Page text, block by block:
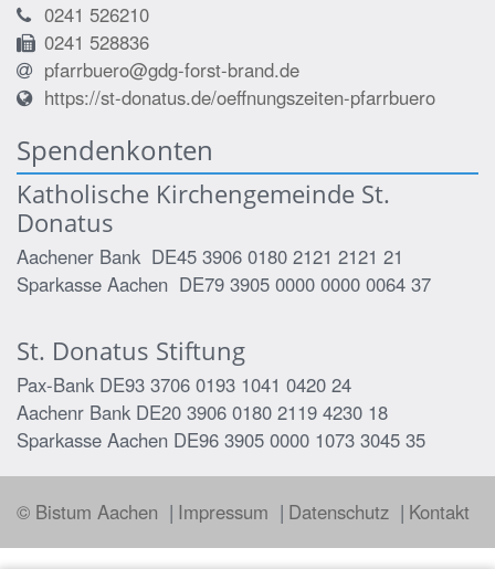
0241 526210
0241 528836
pfarrbuero@gdg-forst-brand.de
https://st-donatus.de/oeffnungszeiten-pfarrbuero
Spendenkonten
Katholische Kirchengemeinde St.
Donatus
Aachener Bank DE45 3906 0180 2121 2121 21
Sparkasse Aachen DE79 3905 0000 0000 0064 37
St. Donatus Stiftung
Pax-Bank DE93 3706 0193 1041 0420 24
Aachenr Bank DE20 3906 0180 2119 4230 18
Sparkasse Aachen DE96 3905 0000 1073 3045 35
© Bistum Aachen Impressum Datenschutz Kontakt